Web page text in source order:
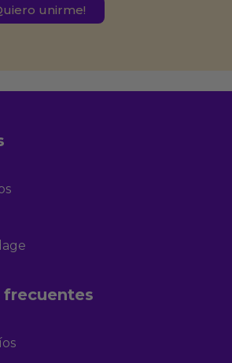
Ferran Roig Muñoz. Podrás ejercer tus
frecuentes